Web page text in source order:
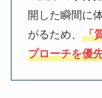
開した瞬間に
がるため、 「
プローチを優